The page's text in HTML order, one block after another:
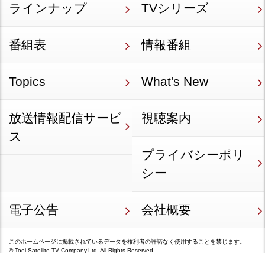
ラインナップ TVシリーズ
番組表 情報番組
Topics What's New
放送情報配信サービ
ス
視聴案内
プライバシーポリ
シー
電子公告 会社概要
このホームページに掲載されているデータを権利者の許諾なく使用することを禁じます。
©Toei Satellite TV Company.Ltd. All Rights Reserved